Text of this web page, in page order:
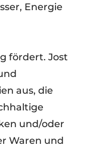
Energie
fördert. Jost
aus, die
und/oder
Waren und